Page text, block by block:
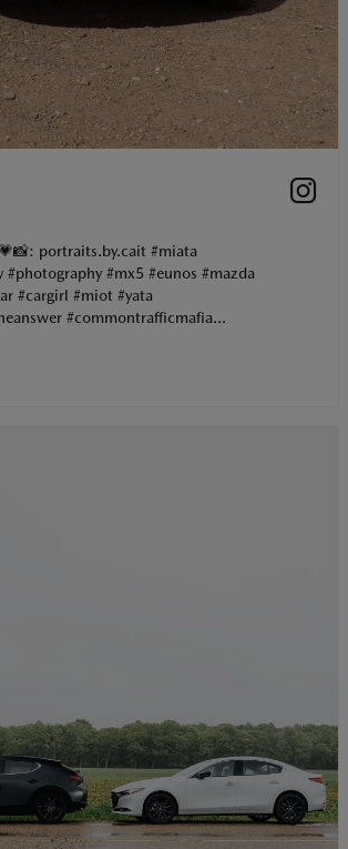
portraits.by.cait #miata
#photography #mx5 #eunos #mazda
#cargirl #miot #yata
#commontrafficmafia...